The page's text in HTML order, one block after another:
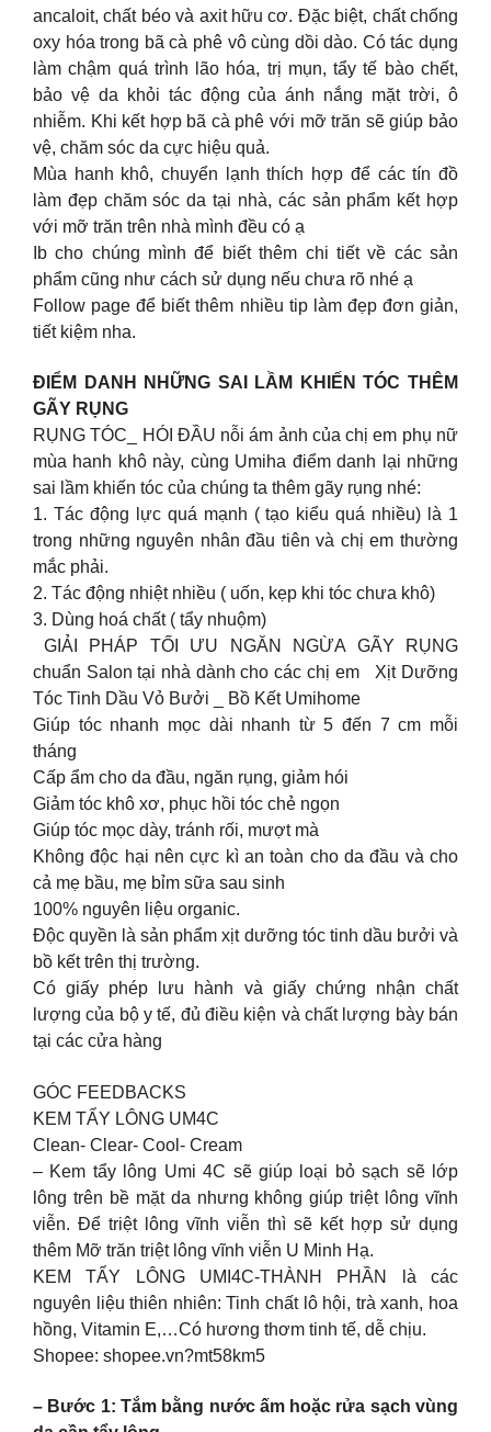
ancaloit, chất béo và axit hữu cơ. Đặc biệt, chất chống
oxy hóa trong bã cà phê vô cùng dồi dào. Có tác dụng
làm chậm quá trình lão hóa, trị mụn, tẩy tế bào chết,
bảo vệ da khỏi tác động của ánh nắng mặt trời, ô
nhiễm. Khi kết hợp bã cà phê với mỡ trăn sẽ giúp bảo
vệ, chăm sóc da cực hiệu quả.
Mùa hanh khô, chuyển lạnh thích hợp để các tín đồ
làm đẹp chăm sóc da tại nhà, các sản phẩm kết hợp
với mỡ trăn trên nhà mình đều có ạ
Ib cho chúng mình để biết thêm chi tiết về các sản
phẩm cũng như cách sử dụng nếu chưa rõ nhé ạ
Follow page để biết thêm nhiều tip làm đẹp đơn giản,
tiết kiệm nha.
ĐIỂM DANH NHỮNG SAI LẦM KHIẾN TÓC THÊM
GÃY RỤNG
RỤNG TÓC_ HÓI ĐẦU nỗi ám ảnh của chị em phụ nữ
mùa hanh khô này, cùng Umiha điểm danh lại những
sai lầm khiến tóc của chúng ta thêm gãy rụng nhé:
1. Tác động lực quá mạnh ( tạo kiểu quá nhiều) là 1
trong những nguyên nhân đầu tiên và chị em thường
mắc phải.
2. Tác động nhiệt nhiều ( uốn, kẹp khi tóc chưa khô)
3. Dùng hoá chất ( tẩy nhuộm)
GIẢI PHÁP TỐI ƯU NGĂN NGỪA GÃY RỤNG
chuẩn Salon tại nhà dành cho các chị em Xịt Dưỡng
Tóc Tinh Dầu Vỏ Bưởi _ Bồ Kết Umihome
Giúp tóc nhanh mọc dài nhanh từ 5 đến 7 cm mỗi
tháng
Cấp ẩm cho da đầu, ngăn rụng, giảm hói
Giảm tóc khô xơ, phục hồi tóc chẻ ngọn
Giúp tóc mọc dày, tránh rối, mượt mà
Không độc hại nên cực kì an toàn cho da đầu và cho
cả mẹ bầu, mẹ bỉm sữa sau sinh
100% nguyên liệu organic.
Độc quyền là sản phẩm xịt dưỡng tóc tinh dầu bưởi và
bồ kết trên thị trường.
Có giấy phép lưu hành và giấy chứng nhận chất
lượng của bộ y tế, đủ điều kiện và chất lượng bày bán
tại các cửa hàng
GÓC FEEDBACKS
KEM TẨY LÔNG UM4C
Clean- Clear- Cool- Cream
– Kem tẩy lông Umi 4C sẽ giúp loại bỏ sạch sẽ lớp
lông trên bề mặt da nhưng không giúp triệt lông vĩnh
viễn. Để triệt lông vĩnh viễn thì sẽ kết hợp sử dụng
thêm Mỡ trăn triệt lông vĩnh viễn U Minh Hạ.
KEM TẨY LÔNG UMI4C-THÀNH PHẦN là các
nguyên liệu thiên nhiên: Tinh chất lô hội, trà xanh, hoa
hồng, Vitamin E,…Có hương thơm tinh tế, dễ chịu.
Shopee: shopee.vn?mt58km5
– Bước 1: Tắm bằng nước ấm hoặc rửa sạch vùng